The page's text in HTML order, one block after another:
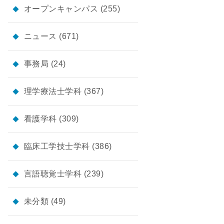
オープンキャンパス (255)
ニュース (671)
事務局 (24)
理学療法士学科 (367)
看護学科 (309)
臨床工学技士学科 (386)
言語聴覚士学科 (239)
未分類 (49)